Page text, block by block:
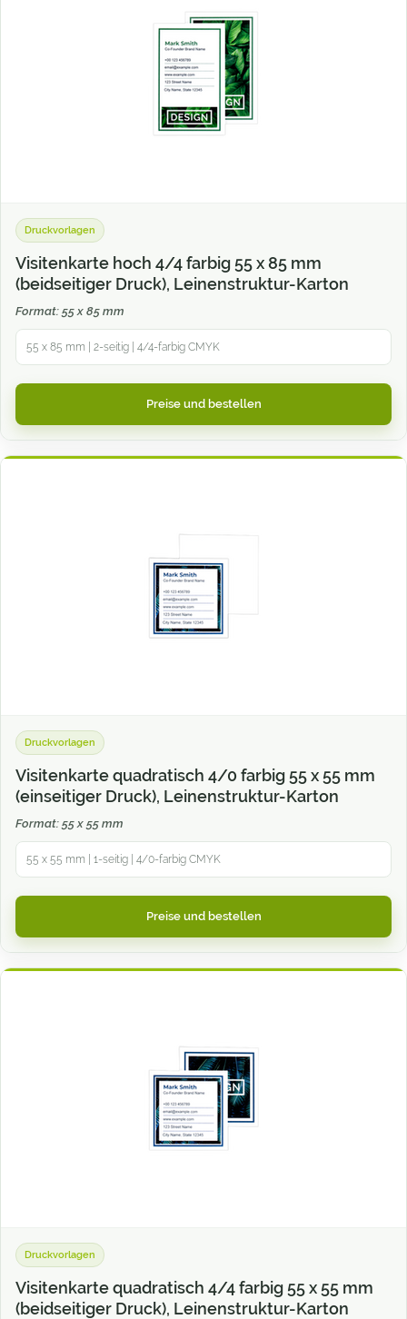
Druckvorlagen
Visitenkarte hoch 4/4 farbig 55 x 85 mm
(beidseitiger Druck), Leinenstruktur-Karton
Format: 55 x 85 mm
55 x 85 mm | 2-seitig | 4/4-farbig CMYK
Preise und bestellen
Druckvorlagen
Visitenkarte quadratisch 4/0 farbig 55 x 55 mm
(einseitiger Druck), Leinenstruktur-Karton
Format: 55 x 55 mm
55 x 55 mm | 1-seitig | 4/0-farbig CMYK
Preise und bestellen
Druckvorlagen
Visitenkarte quadratisch 4/4 farbig 55 x 55 mm
(beidseitiger Druck), Leinenstruktur-Karton